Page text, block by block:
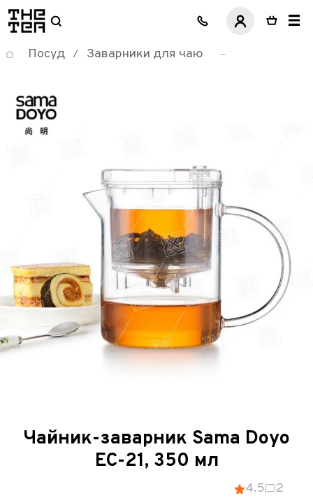
логотип
Посуд / Заварники для чаю
Чайник-заварник Sama Doyo
EC-21, 350 мл
4.5 2